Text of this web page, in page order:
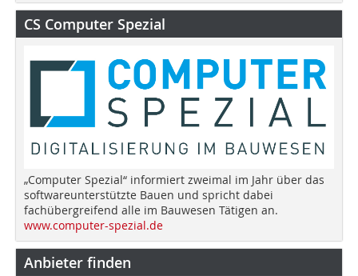
CS Computer Spezial
„Computer Spezial“ informiert zweimal im Jahr über das
softwareunterstützte Bauen und spricht dabei
fachübergreifend alle im Bauwesen Tätigen an.
www.computer-spezial.de
Anbieter finden